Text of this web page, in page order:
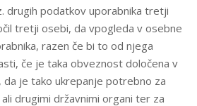
drugih podatkov uporabnika tretji
tretji osebi, da vpogleda v osebne
razen če bi to od njega
če je taka obveznost določena v
da je tako ukrepanje potrebno za
drugimi državnimi organi ter za